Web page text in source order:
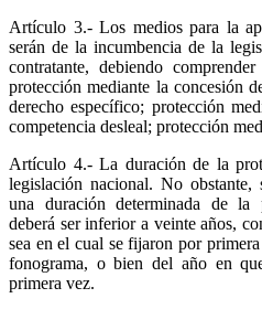
Artículo 3.- Los medios para la
serán de la incumbencia de la
contratante, debiendo
protección mediante la concesión
derecho específico; protección
competencia desleal; protección
Artículo 4.- La duración de la
legislación nacional. No
una duración determinada de la
deberá ser inferior a veinte años,
sea en el cual se fijaron por
fonograma, o bien del año en
primera vez.